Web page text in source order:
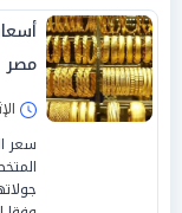
مصر
الإثنين
سعر